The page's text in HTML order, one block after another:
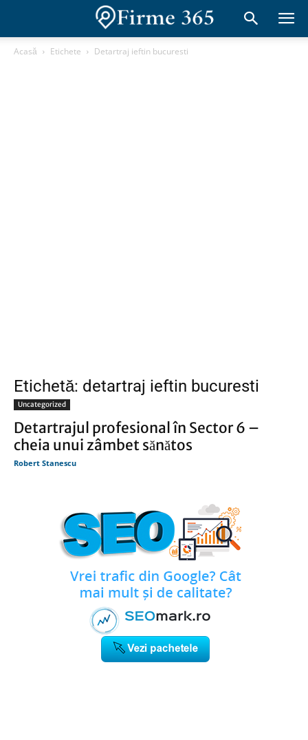
Acasă Etichete Detartraj ieftin bucuresti
Etichetă: detartraj ieftin bucuresti
Uncategorized
Detartrajul profesional în Sector 6 –
cheia unui zâmbet sănătos
Robert Stanescu